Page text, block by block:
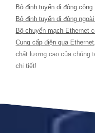
Bộ định tuyến di động công
Bộ định tuyến di động
Bộ chuyển mạch Ethernet
Cung cấp điện qua Ethernet
chất lượng cao của chúng
chi tiết!